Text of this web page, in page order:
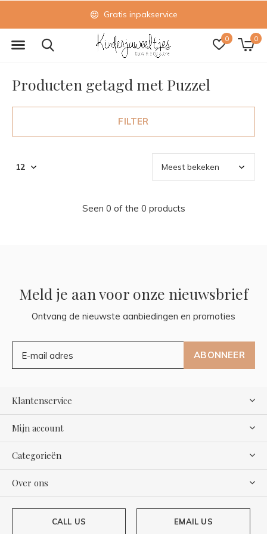
0 0
Gratis inpakservice
Producten getagd met Puzzel
FILTER
Seen 0 of the 0 products
Meld je aan voor onze nieuwsbrief
Ontvang de nieuwste aanbiedingen en promoties
ABONNEER
Klantenservice
Mijn account
Categorieën
Over ons
CALL US EMAIL US